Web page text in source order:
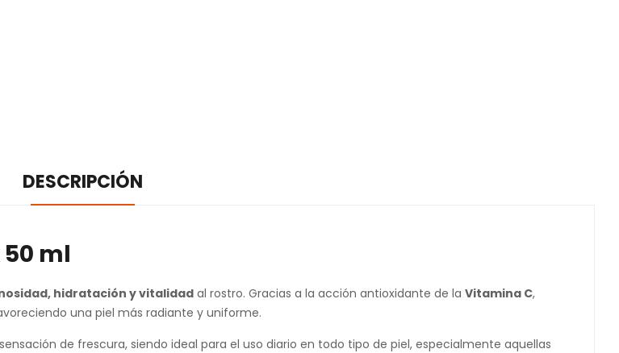
DESCRIPCIÓN
ml
hidratación y vitalidad al rostro. Gracias a la acción antioxidante de la Vitamina C,
una piel más radiante y uniforme.
de frescura, siendo ideal para el uso diario en todo tipo de piel, especialmente aquellas